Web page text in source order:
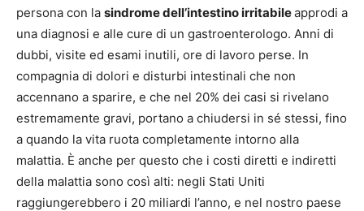
persona con la sindrome dell’intestino irritabileapprodi a
una diagnosi e alle cure di un gastroenterologo. Anni di
dubbi, visite ed esami inutili, ore di lavoro perse. In
compagnia di dolori e disturbi intestinali che non
accennano a sparire, e che nel 20% dei casi si rivelano
estremamente gravi, portano a chiudersi in sé stessi, fino
a quando la vita ruota completamente intorno alla
malattia. È anche per questo che i costi diretti e indiretti
della malattia sono così alti: negli Stati Uniti
raggiungerebbero i 20 miliardi l’anno, e nel nostro paese